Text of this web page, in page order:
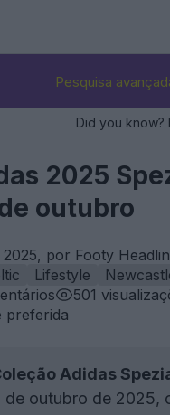
Pesquisa
Did you know?
2025
outubro
2025, por Footy
Lifestyle
501
preferida
Adidas
de outubro de